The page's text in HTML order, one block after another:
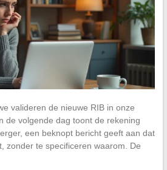
valideren de nieuwe RIB in onze
de volgende dag toont de rekening
een beknopt bericht geeft aan dat
zonder te specificeren waarom. De